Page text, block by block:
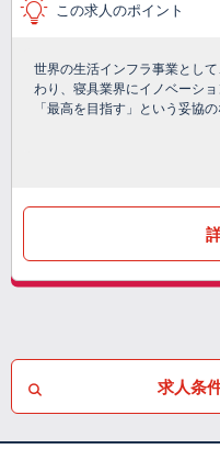
この求人のポイント
世界の生活インフラ事業とし
わり、寝具業界にイノベーショ
「最高を目指す」という妥協
求人条